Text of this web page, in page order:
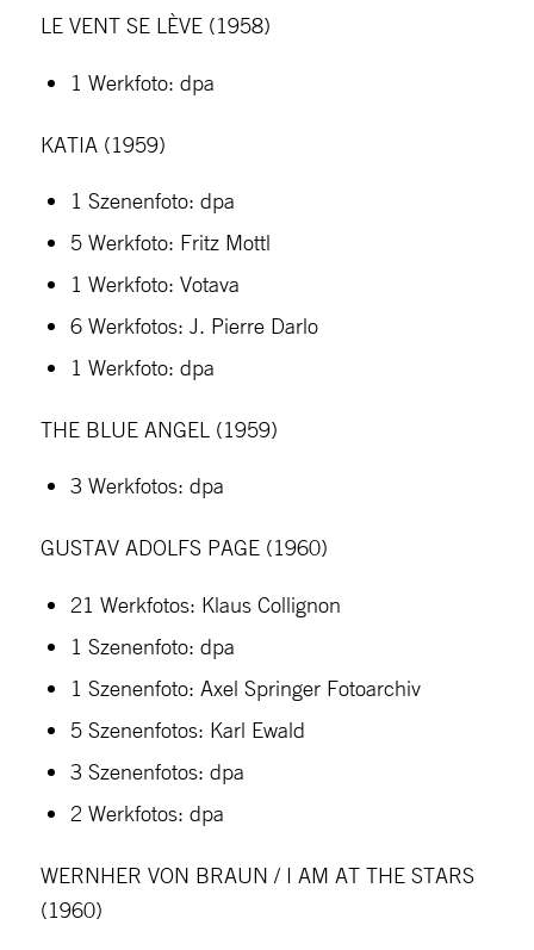
LE VENT SE LÈVE (1958)
1 Werkfoto: dpa
KATIA (1959)
1 Szenenfoto: dpa
5 Werkfoto: Fritz Mottl
1 Werkfoto: Votava
6 Werkfotos: J. Pierre Darlo
1 Werkfoto: dpa
THE BLUE ANGEL (1959)
3 Werkfotos: dpa
GUSTAV ADOLFS PAGE (1960)
21 Werkfotos: Klaus Collignon
1 Szenenfoto: dpa
1 Szenenfoto: Axel Springer Fotoarchiv
5 Szenenfotos: Karl Ewald
3 Szenenfotos: dpa
2 Werkfotos: dpa
WERNHER VON BRAUN / I AM AT THE STARS
(1960)